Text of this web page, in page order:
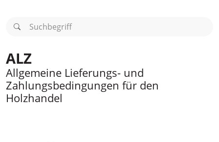
ALZ
Allgemeine Lieferungs- und
Zahlungsbedingungen für den
Holzhandel